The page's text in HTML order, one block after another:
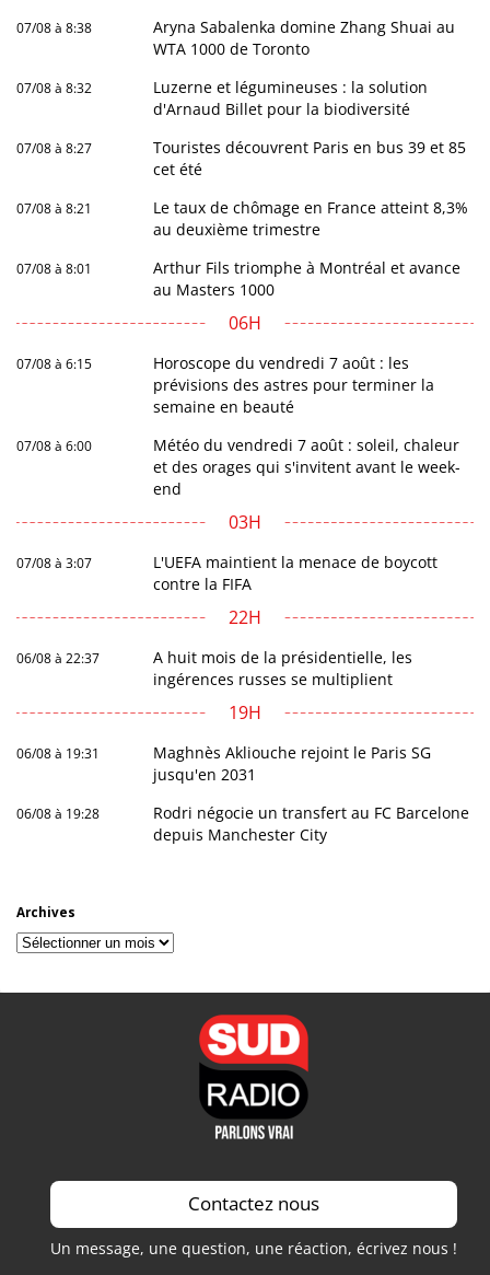
07/08 à 8:38
Aryna Sabalenka domine Zhang Shuai au
WTA 1000 de Toronto
07/08 à 8:32
Luzerne et légumineuses : la solution
d'Arnaud Billet pour la biodiversité
07/08 à 8:27
Touristes découvrent Paris en bus 39 et 85
cet été
07/08 à 8:21
Le taux de chômage en France atteint 8,3%
au deuxième trimestre
07/08 à 8:01
Arthur Fils triomphe à Montréal et avance
au Masters 1000
06H
07/08 à 6:15
Horoscope du vendredi 7 août : les
prévisions des astres pour terminer la
semaine en beauté
07/08 à 6:00
Météo du vendredi 7 août : soleil, chaleur
et des orages qui s'invitent avant le week-
end
03H
07/08 à 3:07
L'UEFA maintient la menace de boycott
contre la FIFA
22H
06/08 à 22:37
A huit mois de la présidentielle, les
ingérences russes se multiplient
19H
06/08 à 19:31
Maghnès Akliouche rejoint le Paris SG
jusqu'en 2031
06/08 à 19:28
Rodri négocie un transfert au FC Barcelone
depuis Manchester City
Archives
Archives
Contactez nous
Un message, une question, une réaction, écrivez nous !